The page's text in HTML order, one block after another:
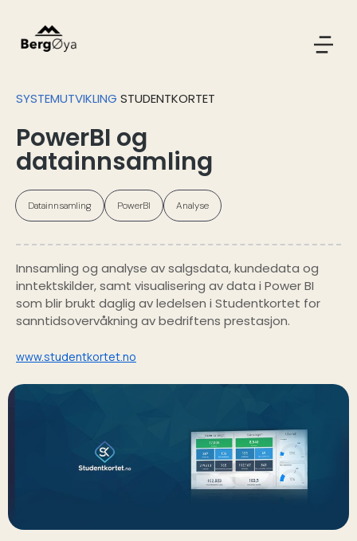
SYSTEMUTVIKLING STUDENTKORTET
PowerBI og
datainnsamling
Datainnsamling PowerBI Analyse
Innsamling og analyse av salgsdata, kundedata og
inntektskilder, samt visualisering av data i Power BI
som blir brukt daglig av ledelsen i Studentkortet for
sanntidsovervåkning av bedriftens prestasjon.
www.studentkortet.no